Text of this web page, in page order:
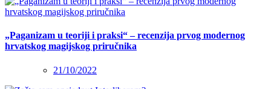
„Paganizam u teoriji i praksi“ – recenzija prvog modernog
hrvatskog magijskog priručnika
21/10/2022